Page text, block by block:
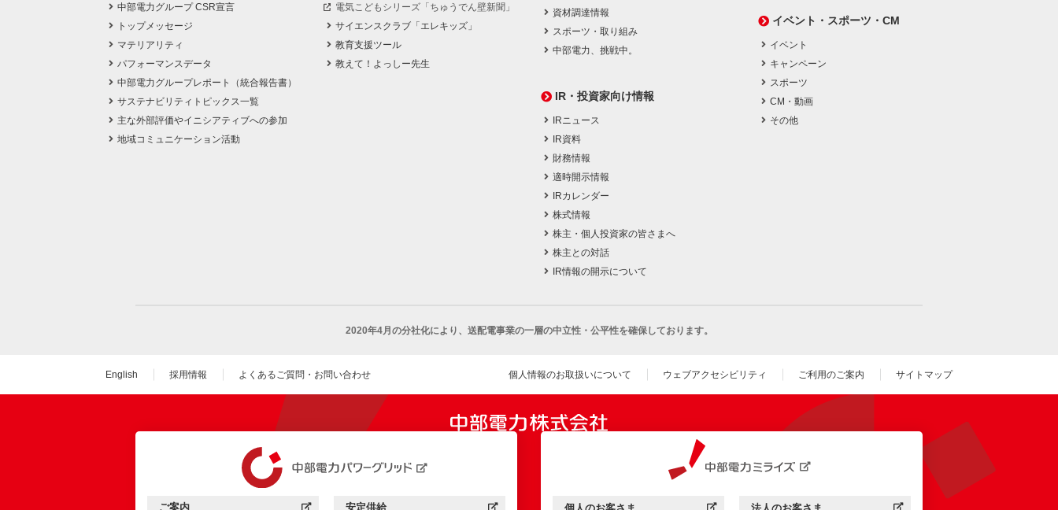
中部電力グループ CSR宣言
トップメッセージ
マテリアリティ
パフォーマンスデータ
中部電力グループレポート（統合報告書）
サステナビリティトピックス一覧
主な外部評価やイニシアティブへの参加
地域コミュニケーション活動
電気こどもシリーズ「ちゅうでん壁新聞」
サイエンスクラブ「エレキッズ」
教育支援ツール
教えて！よっしー先生
資材調達情報
スポーツ・取り組み
中部電力、挑戦中。
IR・投資家向け情報
IRニュース
IR資料
財務情報
適時開示情報
IRカレンダー
株式情報
株主・個人投資家の皆さまへ
株主との対話
IR情報の開示について
イベント・スポーツ・CM
イベント
キャンペーン
スポーツ
CM・動画
その他
2020年4月の分社化により、 送配電事業の一層の中立性・公平性を確保しております。
English 採用情報 よくあるご質問・お問い合わせ 個人情報のお取扱いについて ウェブアクセシビリティ ご利用のご案内 サイトマップ
ご案内 安定供給